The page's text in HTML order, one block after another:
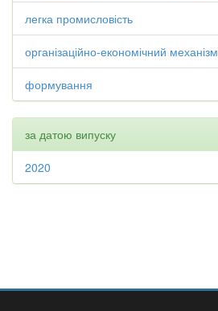
легка промисловість
організаційно-економічний механізм
формування
за датою випуску
2020